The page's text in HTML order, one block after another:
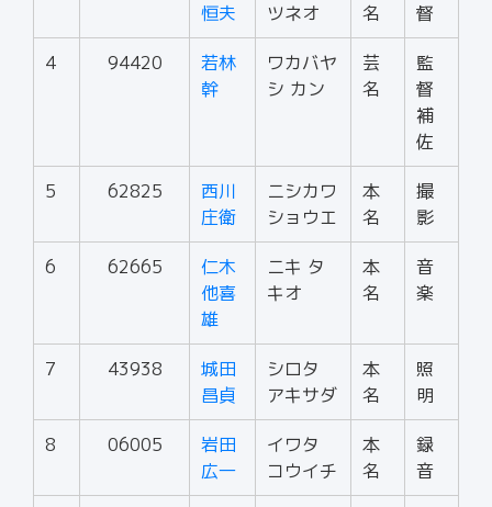
恒夫
ツネオ
名
督
4 94420
若林
幹
ワカバヤ
シ カン
芸
名
監
督
補
佐
5 62825
西川
庄衛
ニシカワ
ショウエ
本
名
撮
影
6 62665
仁木
他喜
雄
ニキ タ
キオ
本
名
音
楽
7 43938
城田
昌貞
シロタ
アキサダ
本
名
照
明
8 06005
岩田
広一
イワタ
コウイチ
本
名
録
音